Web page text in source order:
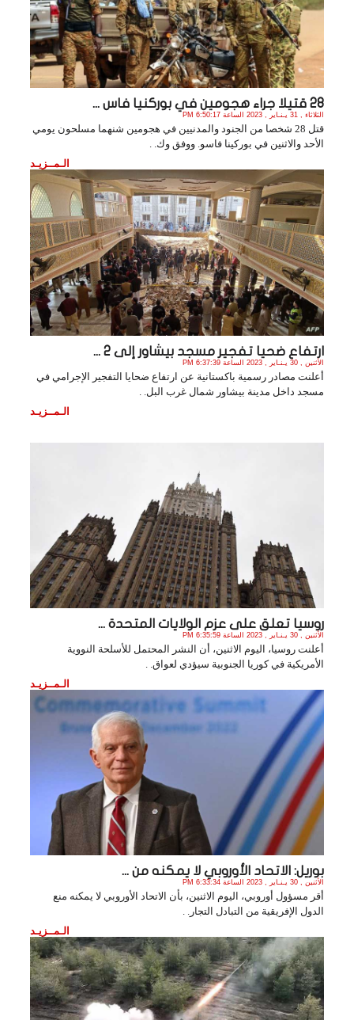
28 قتيلا جراء هجومين في بوركنيا فاس ...
الثلاثاء , 31 يـنـاير , 2023 الساعة 6:50:17 PM
قتل 28 شخصا من الجنود والمدنيين في هجومين شنهما مسلحون يومي
الأحد والاثنين في بوركينا فاسو. ووفق وك. .
الـمــزيـد
ارتفاع ضحيا تفجير مسجد بيشاور إلى 2 ...
الأثنين , 30 يـنـاير , 2023 الساعة 6:37:39 PM
أعلنت مصادر رسمية باكستانية عن ارتفاع ضحايا التفجير الإجرامي في
مسجد داخل مدينة بيشاور شمال غرب البل. .
الـمــزيـد
روسيا تعلق على عزم الولايات المتحدة ...
الأثنين , 30 يـنـاير , 2023 الساعة 6:35:59 PM
أعلنت روسيا، اليوم الاثنين، أن النشر المحتمل للأسلحة النووية
الأمريكية في كوريا الجنوبية سيؤدي لعواق. .
الـمــزيـد
بوريل: الاتحاد الأوروبي لا يمكنه من ...
الأثنين , 30 يـنـاير , 2023 الساعة 6:33:34 PM
أقر مسؤول أوروبي، اليوم الاثنين، بأن الاتحاد الأوروبي لا يمكنه منع
الدول الإفريقية من التبادل التجار. .
الـمــزيـد